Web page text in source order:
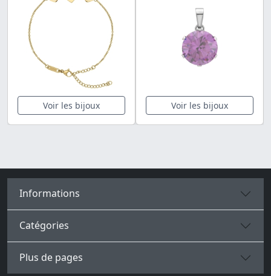
Voir les bijoux Voir les bijoux
Informations
Catégories
Plus de pages